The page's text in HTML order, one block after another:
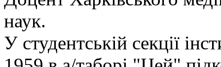
наук.
У студентській секції